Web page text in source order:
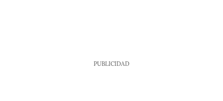
PUBLICIDAD